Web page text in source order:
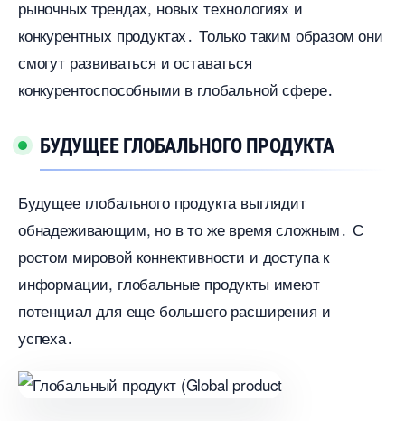
рыночных трендах, новых технологиях и
конкурентных продуктах․ Только таким образом они
смогут развиваться и оставаться
конкурентоспособными в глобальной сфере․
БУДУЩЕЕ ГЛОБАЛЬНОГО ПРОДУКТА
Будущее глобального продукта выглядит
обнадеживающим, но в то же время сложным․ С
ростом мировой коннективности и доступа к
информации, глобальные продукты имеют
потенциал для еще большего расширения и
успеха․